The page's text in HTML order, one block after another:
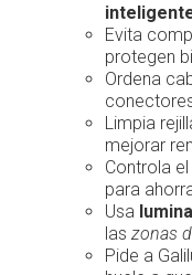
Evita
protegen
Ordena
Limpia
mejorar
Controla
para
Usa
las zonas
Pide a